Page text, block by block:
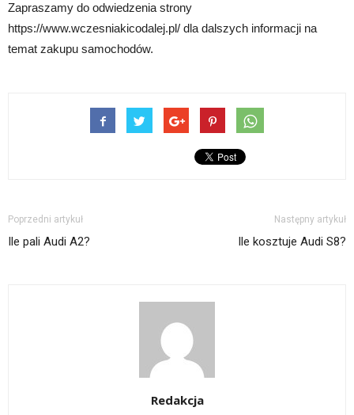
Zapraszamy do odwiedzenia strony
https://www.wczesniakicodalej.pl/ dla dalszych informacji na
temat zakupu samochodów.
Poprzedni artykuł
Ile pali Audi A2?
Następny artykuł
Ile kosztuje Audi S8?
Redakcja